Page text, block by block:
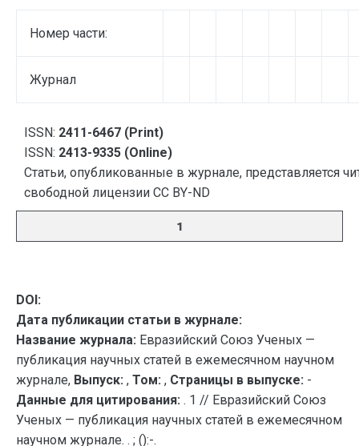
Номер части:
Журнал
ISSN: 2411-6467 (Print)
ISSN: 2413-9335 (Online)
Статьи, опубликованные в журнале, представляется
свободной лицензии CC BY-ND
1
DOI:
Дата публикации статьи в журнале:
Название журнала: Евразийский Союз Ученых —
публикация научных статей в ежемесячном научном
журнале, Выпуск: , Том: , Страницы в выпуске: -
Данные для цитирования: . 1 // Евразийский Союз
Ученых — публикация научных статей в ежемесячном
научном журнале. . ; ():-.